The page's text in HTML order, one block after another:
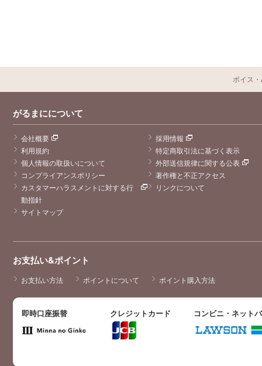
ボイス
がるまにについて
会社概要
採用情報
利用規約
特定商取引法に基づく表示
個人情報の取扱いについて
外部送信規律に関する公表
コンプライアンスポリシー
著作権と不正アクセス
カスタマーハラスメントに対する行
動指針
リンクについて
サイトマップ
お支払い&ポイント
お支払い方法 ポイントについて ポイント購入方法
即時口座振替 クレジットカード コンビニ・ネット